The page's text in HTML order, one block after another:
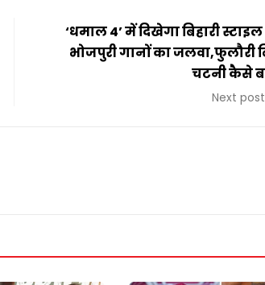
‘धमाल 4’ में दिखेगा बिहारी
भोजपुरी गानों का जलवा,फुलौरी
चटनी कैसे
Next post